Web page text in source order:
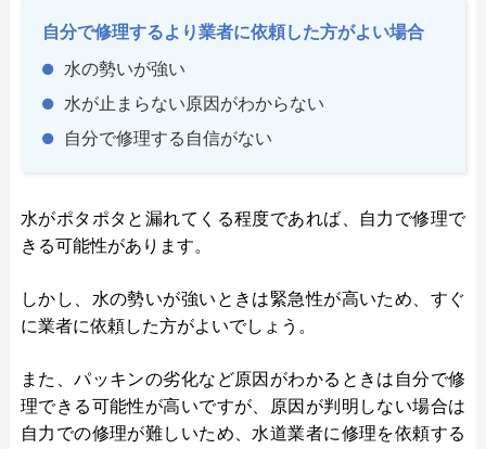
自分で修理するより業者に依頼した方がよい場合
水の勢いが強い
水が止まらない原因がわからない
自分で修理する自信がない
水がポタポタと漏れてくる程度であれば、自力で修理で
きる可能性があります。
しかし、水の勢いが強いときは緊急性が高いため、すぐ
に業者に依頼した方がよいでしょう。
また、パッキンの劣化など原因がわかるときは自分で修
理できる可能性が高いですが、原因が判明しない場合は
自力での修理が難しいため、水道業者に修理を依頼する